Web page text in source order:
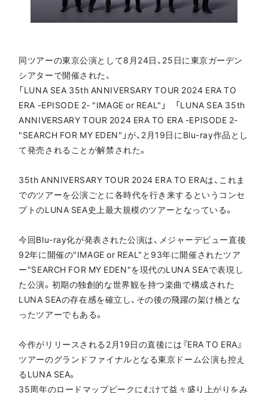
同ツアーの東京公演として8月24日、25日に東京ガーデン
シアターで開催された、
「LUNA SEA 35th ANNIVERSARY TOUR 2024 ERA TO
ERA -EPISODE 2- "IMAGE or REAL"」 「LUNA SEA 35th
ANNIVERSARY TOUR 2024 ERA TO ERA -EPISODE 2-
"SEARCH FOR MY EDEN"」が、2月19日にBlu-ray作品とし
て発売されることが解禁された。
35th ANNIVERSARY TOUR 2024 ERA TO ERAは、これま
でのツアーを公演ごとに各時代を行き来するというコンセ
プトのLUNA SEA史上最大規模のツアーとなっている。
今回Blu-ray化が発表された公演は、メジャーデビュー直後
92年に開催の"IMAGE or REAL"と93年に開催されたツア
ー"SEARCH FOR MY EDEN"を現代のLUNA SEAで表現し
た公演。初期の独創的な世界観を持つ楽曲で構成された
LUNA SEAの存在感を確立し、その後の飛躍の架け橋とな
ったツアーでもある。
今作がリリースされる2月19日の直後には『ERA TO ERA』
ツアーのグランドファイナルとなる東京ドーム公演も控え
るLUNA SEA。
35周年のロードマップピークにむけて益々盛り上がりをみ